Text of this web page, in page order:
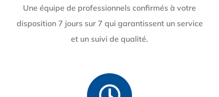
Une équipe de professionnels confirmés à votre
disposition 7 jours sur 7 qui garantissent un service
et un suivi de qualité.